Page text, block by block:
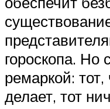
гороскопа. Но
ремаркой: тот,
делает, тот